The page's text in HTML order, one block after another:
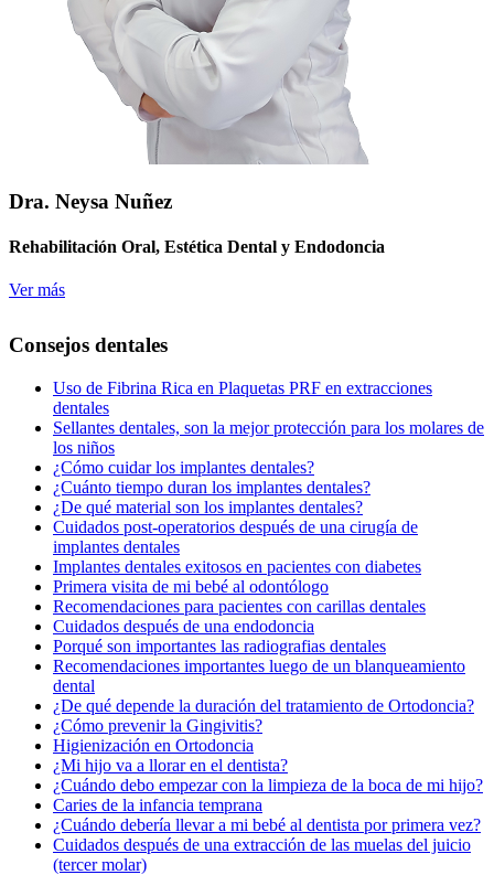
Dra. Neysa Nuñez
Rehabilitación Oral, Estética Dental y Endodoncia
Ver más
Consejos dentales
Uso de Fibrina Rica en Plaquetas PRF en extracciones
dentales
Sellantes dentales, son la mejor protección para los molares de
los niños
¿Cómo cuidar los implantes dentales?
¿Cuánto tiempo duran los implantes dentales?
¿De qué material son los implantes dentales?
Cuidados post-operatorios después de una cirugía de
implantes dentales
Implantes dentales exitosos en pacientes con diabetes
Primera visita de mi bebé al odontólogo
Recomendaciones para pacientes con carillas dentales
Cuidados después de una endodoncia
Porqué son importantes las radiografias dentales
Recomendaciones importantes luego de un blanqueamiento
dental
¿De qué depende la duración del tratamiento de Ortodoncia?
¿Cómo prevenir la Gingivitis?
Higienización en Ortodoncia
¿Mi hijo va a llorar en el dentista?
¿Cuándo debo empezar con la limpieza de la boca de mi hijo?
Caries de la infancia temprana
¿Cuándo debería llevar a mi bebé al dentista por primera vez?
Cuidados después de una extracción de las muelas del juicio
(tercer molar)